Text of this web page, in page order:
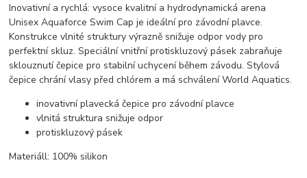
Inovativní a rychlá: vysoce kvalitní a hydrodynamická arena
Unisex Aquaforce Swim Cap je ideální pro závodní plavce.
Konstrukce vlnité struktury výrazně snižuje odpor vody pro
perfektní skluz. Speciální vnitřní protiskluzový pásek zabraňuje
sklouznutí čepice pro stabilní uchycení během závodu. Stylová
čepice chrání vlasy před chlórem a má schválení World Aquatics.
inovativní plavecká čepice pro závodní plavce
vlnitá struktura snižuje odpor
protiskluzový pásek
Materiáll: 100% silikon